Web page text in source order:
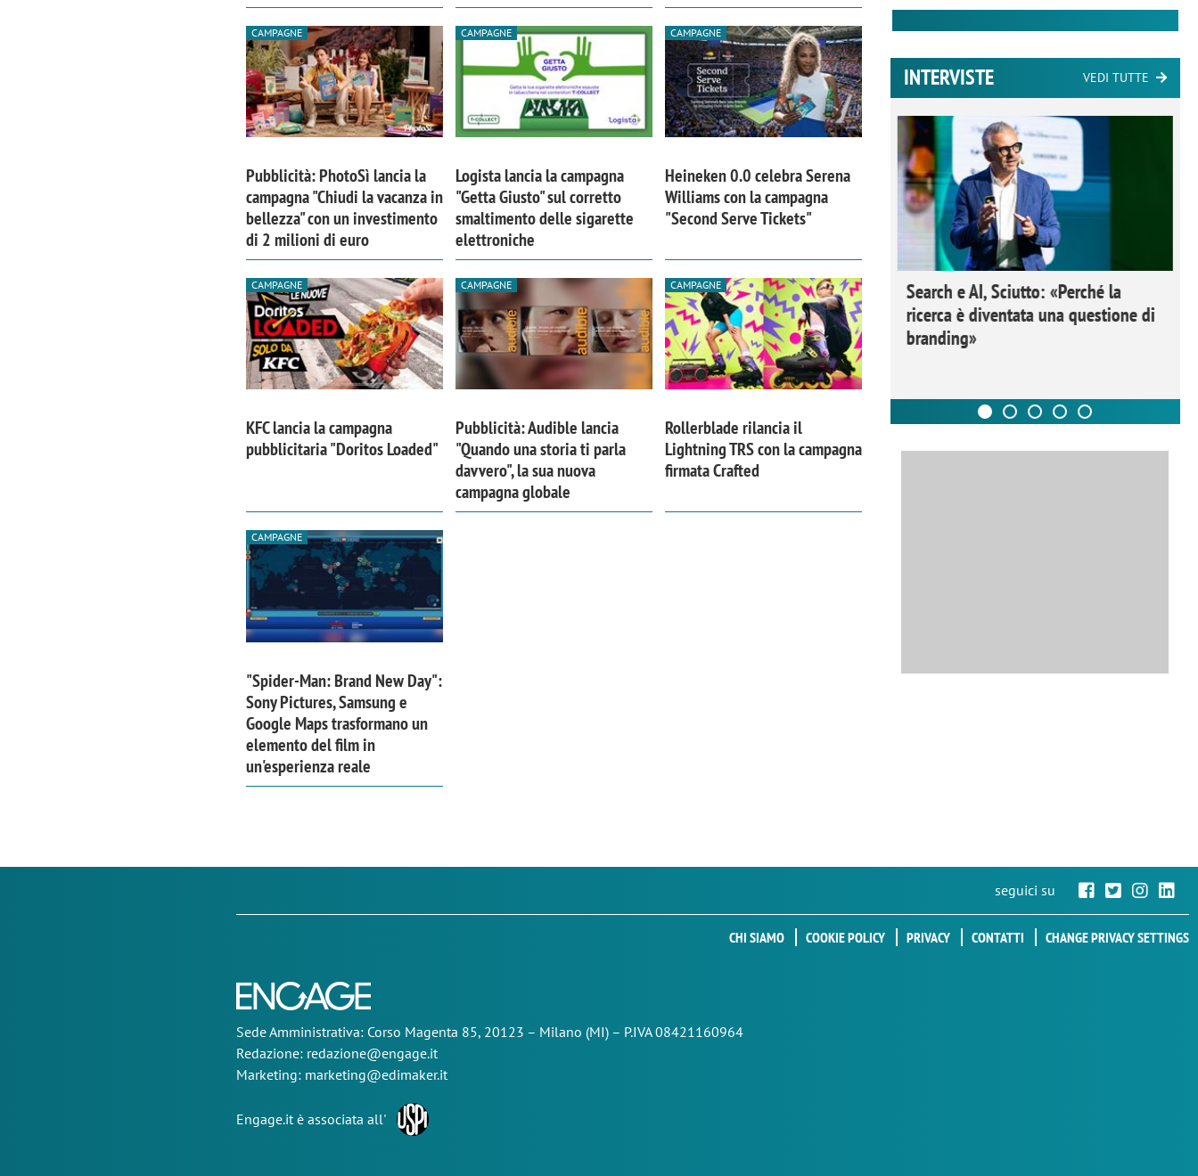
CAMPAGNE
Pubblicità: PhotoSì lancia la
campagna "Chiudi la vacanza in
bellezza" con un investimento
di 2 milioni di euro
CAMPAGNE
Logista lancia la campagna
"Getta Giusto" sul corretto
smaltimento delle sigarette
elettroniche
CAMPAGNE
Heineken 0.0 celebra Serena
Williams con la campagna
"Second Serve Tickets"
CAMPAGNE
KFC lancia la campagna
pubblicitaria "Doritos Loaded"
CAMPAGNE
Pubblicità: Audible lancia
"Quando una storia ti parla
davvero", la sua nuova
campagna globale
CAMPAGNE
Rollerblade rilancia il
Lightning TRS con la campagna
firmata Crafted
CAMPAGNE
"Spider-Man: Brand New Day":
Sony Pictures, Samsung e
Google Maps trasformano un
elemento del film in
un'esperienza reale
INTERVISTE VEDI TUTTE
comunicazione crea un brand food:
«Marketing e prodotto devono
Emanuele Viora di Deloitte Digital:
«La creatività resta centrale, l’AI deve
amplificare il talento»
Ricerche di mercato. Neri, Ipsos
Doxa: «Non basta più descrivere i
fenomeni: bisogna comprenderli e
tradurli in azioni»
Search e AI, Sciutto: «Perché la
ricerca è diventata una questione di
branding»
seguici su
CHI SIAMO COOKIE POLICY PRIVACY CONTATTI CHANGE PRIVACY SETTINGS
SedeAmministrativa: Corso Magenta 85, 20123 – Milano (MI) – P.IVA 08421160964
Redazione: redazione@engage.it
Marketing: marketing@edimaker.it
Engage.it è associata all'